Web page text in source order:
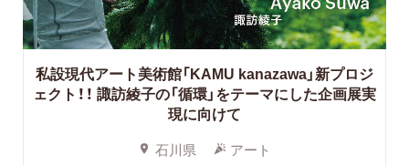
私設現代アート美術館「KAMU kanazawa」新プロジ
ェクト！！ 諏訪綾子の「循環」をテーマにした企画展実
現に向けて
石川県 アート